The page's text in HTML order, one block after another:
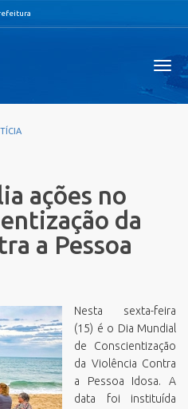
ações no
da
a Pessoa
Nesta sexta-feira
(15) é o Dia Mundial
de Conscientização
da Violência Contra
a Pessoa Idosa. A
data foi instituída